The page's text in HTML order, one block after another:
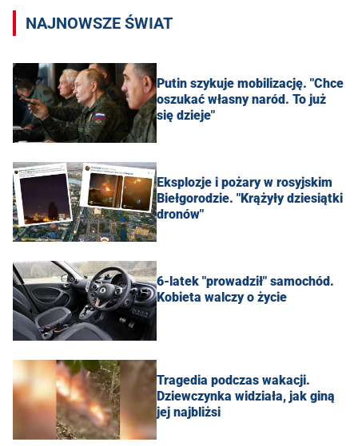
NAJNOWSZE ŚWIAT
Putin szykuje mobilizację. "Chce
oszukać własny naród. To już
się dzieje"
Eksplozje i pożary w rosyjskim
Biełgorodzie. "Krążyły dziesiątki
dronów"
6-latek "prowadził" samochód.
Kobieta walczy o życie
Tragedia podczas wakacji.
Dziewczynka widziała, jak giną
jej najbliżsi